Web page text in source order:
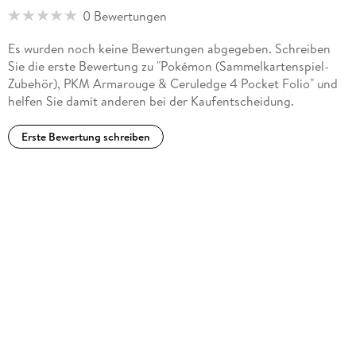
0 Bewertungen
Es wurden noch keine Bewertungen abgegeben. Schreiben
Sie die erste Bewertung zu "Pokémon (Sammelkartenspiel-
Zubehör), PKM Armarouge & Ceruledge 4 Pocket Folio" und
helfen Sie damit anderen bei der Kaufentscheidung.
Erste Bewertung schreiben